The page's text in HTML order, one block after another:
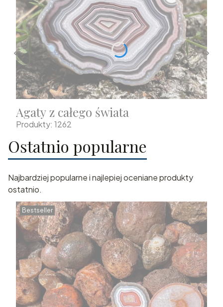
Agaty z całego świata
Produkty: 1262
Ostatnio popularne
Najbardziej popularne i najlepiej oceniane produkty
ostatnio.
Bestseller